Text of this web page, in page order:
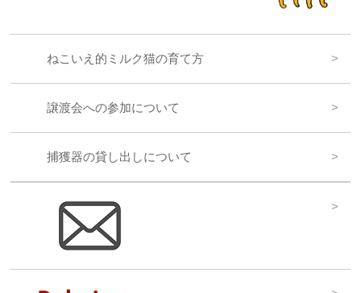
ねこいえ的ミルク猫の育て方
譲渡会への参加について
捕獲器の貸し出しについて